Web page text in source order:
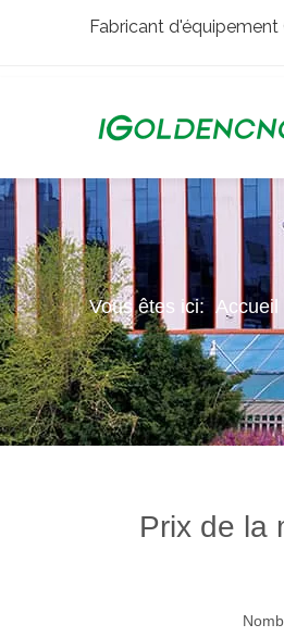
Fabricant d'équipement
Vous êtes ici: Accueil
Prix ​​de la